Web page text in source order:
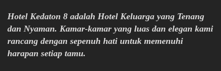
Hotel Kedaton 8 adalah Hotel Keluarga yang Tenang
dan Nyaman. Kamar-kamar yang luas dan elegan kami
rancang dengan sepenuh hati untuk memenuhi
harapan setiap tamu.